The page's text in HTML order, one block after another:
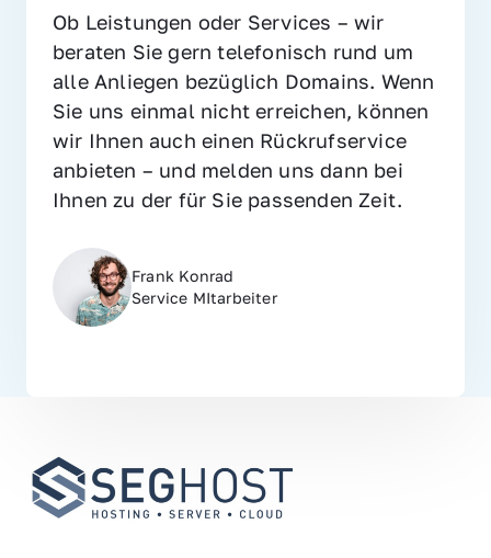
Ob Leistungen oder Services – wir
beraten Sie gern telefonisch rund um
alle Anliegen bezüglich Domains. Wenn
Sie uns einmal nicht erreichen, können
wir Ihnen auch einen Rückrufservice
anbieten – und melden uns dann bei
Ihnen zu der für Sie passenden Zeit.
Frank Konrad
Service MItarbeiter